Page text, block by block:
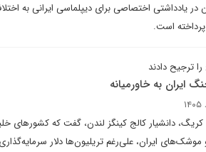
در یادداشتی اختصاصی برای دیپلماسی ایرانی به
پرداخته است.
ترجیح دادند
ایران به خاورمیانه
دانشیار کالج کینگز لندن، گفت که کشورهای
موشک‌های ایران، علی‌رغم تریلیون‌ها دلار